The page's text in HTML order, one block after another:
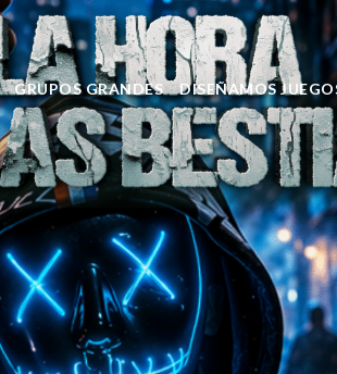
GRUPOS GRANDES DISEÑAMOS